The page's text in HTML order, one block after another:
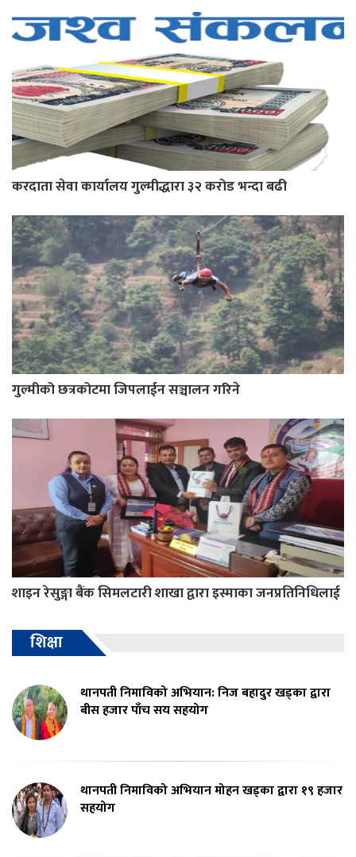
करदाता सेवा कार्यालय गुल्मीद्धारा ३२ करोड भन्दा बढी
गुल्मीको छत्रकोटमा जिपलाईन सञ्चालन गरिने
शाइन रेसुङ्गा बैंक सिमलटारी शाखा द्वारा इस्माका जनप्रतिनिधिलाई
शिक्षा
थानपती निमाविको अभियान: निज बहादुर खड्का द्वारा
बीस हजार पाँच सय सहयोग
थानपती निमाविको अभियान मोहन खड्का द्वारा १९ हजार
सहयोग